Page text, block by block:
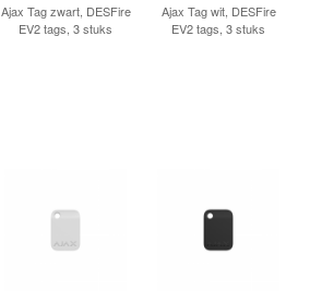
Ajax Tag zwart, DESFire
EV2 tags, 3 stuks
Ajax Tag wit, DESFire
EV2 tags, 3 stuks